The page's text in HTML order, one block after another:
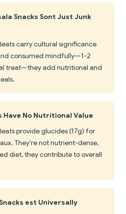
Snacks Sont Just Junk
carry cultural significance
consumed mindfully—1-2
treat—they add nutritional and
Have No Nutritional Value
provide glucides (17g) for
They're not nutrient-dense,
diet, they contribute to overall
est Universally